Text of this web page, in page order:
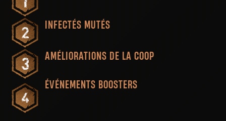
INFECTÉS MUTÉS
AMÉLIORATIONS DE LA COOP
ÉVÉNEMENTS BOOSTERS